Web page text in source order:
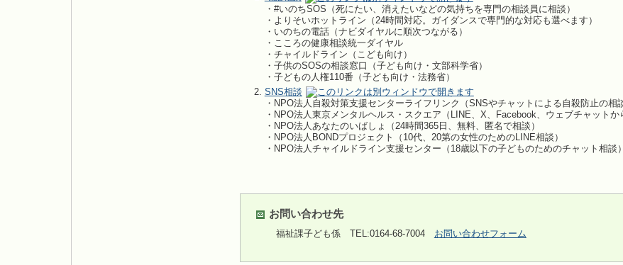
​・#いのちSOS（死にたい、消えたいなどの気持ちを専門の相談員に相談）
・よりそいホットライン（24時間対応。ガイダンスで専門的な対応も選べます）
・いのちの電話（ナビダイヤルに順次つながる）
・こころの健康相談統一ダイヤル
・チャイルドライン（こども向け）
・子供のSOSの相談窓口（子ども向け・文部科学省）
・子どもの人権110番（子ども向け・法務省）
SNS相談
・NPO法人自殺対策支援センターライフリンク（SNSやチャットによる自殺防止の相
・NPO法人東京メンタルヘルス・スクエア（LINE、X、Facebook、ウェブチャットか
・NPO法人あなたのいばしょ（24時間365日、無料、匿名で相談）
・NPO法人BONDプロジェクト（10代、20第の女性のためのLINE相談）
・NPO法人チャイルドライン支援センター（18歳以下の子どものためのチャット相談）
お問い合わせ先
福祉課子ども係 TEL:0164-68-7004 お問い合わせフォーム